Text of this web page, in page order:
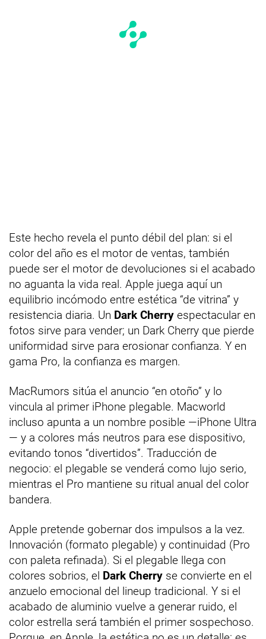
Este hecho revela el punto débil del plan: si el
color del año es el motor de ventas, también
puede ser el motor de devoluciones si el acabado
no aguanta la vida real. Apple juega aquí un
equilibrio incómodo entre estética “de vitrina” y
resistencia diaria. Un Dark Cherry espectacular en
fotos sirve para vender; un Dark Cherry que pierde
uniformidad sirve para erosionar confianza. Y en
gama Pro, la confianza es margen.
MacRumors sitúa el anuncio “en otoño” y lo
vincula al primer iPhone plegable. Macworld
incluso apunta a un nombre posible —iPhone Ultra
— y a colores más neutros para ese dispositivo,
evitando tonos “divertidos”. Traducción de
negocio: el plegable se venderá como lujo serio,
mientras el Pro mantiene su ritual anual del color
bandera.
Apple pretende gobernar dos impulsos a la vez.
Innovación (formato plegable) y continuidad (Pro
con paleta refinada). Si el plegable llega con
colores sobrios, el Dark Cherry se convierte en el
anzuelo emocional del lineup tradicional. Y si el
acabado de aluminio vuelve a generar ruido, el
color estrella será también el primer sospechoso.